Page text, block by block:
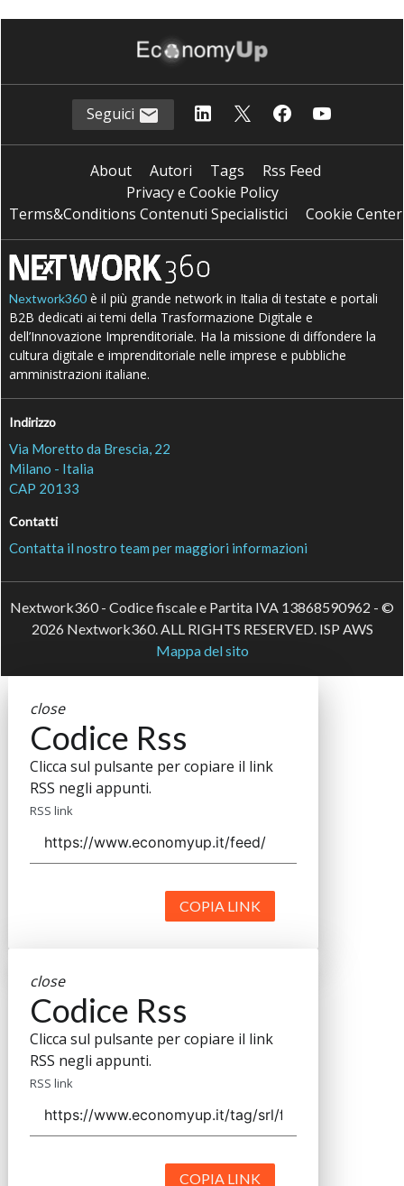
Seguici
About Autori Tags
Rss Feed
Privacy e Cookie Policy
Terms&Conditions Contenuti Specialistici
Cookie Center
Nextwork360 è il più grande network in Italia di testate e portali
B2B dedicati ai temi della Trasformazione Digitale e
dell’Innovazione Imprenditoriale. Ha la missione di diffondere la
cultura digitale e imprenditoriale nelle imprese e pubbliche
amministrazioni italiane.
Indirizzo
Via Moretto da Brescia, 22
Milano - Italia
CAP 20133
Contatti
Contatta il nostro team per maggiori informazioni
Nextwork360 - Codice fiscale e Partita IVA 13868590962 - ©
2026 Nextwork360. ALL RIGHTS RESERVED. ISP AWS
Mappa del sito
close
Codice Rss
Clicca sul pulsante per copiare il link
RSS negli appunti.
RSS link
COPIA LINK
close
Codice Rss
Clicca sul pulsante per copiare il link
RSS negli appunti.
RSS link
COPIA LINK